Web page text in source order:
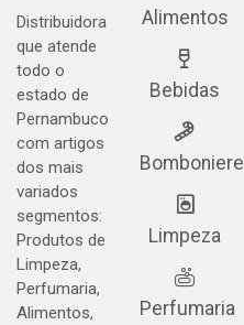
Distribuidora
que atende
todo o
estado de
Pernambuco
com artigos
dos mais
variados
segmentos:
Produtos de
Limpeza,
Perfumaria,
Alimentos,
Alimentos
Bebidas
Bomboniere
Limpeza
Perfumaria